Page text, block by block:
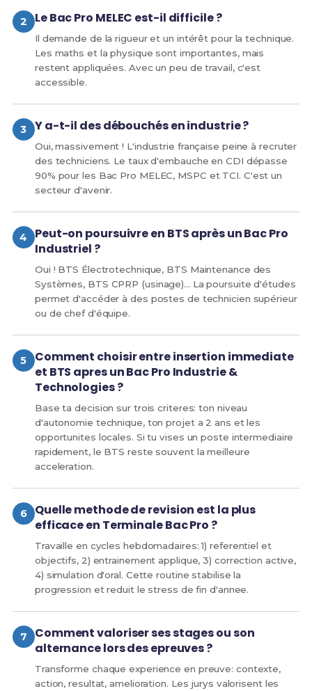
Le Bac Pro MELEC est-il difficile ?
Il demande de la rigueur et un intérêt pour la technique.
Les maths et la physique sont importantes, mais
restent appliquées. Avec un peu de travail, c'est
accessible.
Y a-t-il des débouchés en industrie ?
Oui, massivement ! L'industrie française peine à recruter
des techniciens. Le taux d'embauche en CDI dépasse
90% pour les Bac Pro MELEC, MSPC et TCI. C'est un
secteur d'avenir.
Peut-on poursuivre en BTS après un Bac Pro
Industriel ?
Oui ! BTS Électrotechnique, BTS Maintenance des
Systèmes, BTS CPRP (usinage)... La poursuite d'études
permet d'accéder à des postes de technicien supérieur
ou de chef d'équipe.
Comment choisir entre insertion immediate
et BTS apres un Bac Pro Industrie &
Technologies ?
Base ta decision sur trois criteres: ton niveau
d'autonomie technique, ton projet a 2 ans et les
opportunites locales. Si tu vises un poste intermediaire
rapidement, le BTS reste souvent la meilleure
acceleration.
Quelle methode de revision est la plus
efficace en Terminale Bac Pro ?
Travaille en cycles hebdomadaires: 1) referentiel et
objectifs, 2) entrainement applique, 3) correction active,
4) simulation d'oral. Cette routine stabilise la
progression et reduit le stress de fin d'annee.
Comment valoriser ses stages ou son
alternance lors des epreuves ?
Transforme chaque experience en preuve: contexte,
action, resultat, amelioration. Les jurys valorisent les